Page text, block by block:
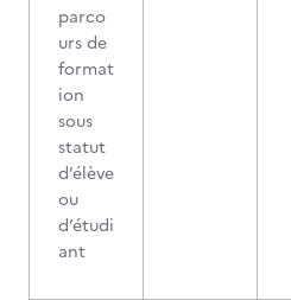
parco
urs de
format
ion
sous
statut
d’élève
ou
d’étudi
ant